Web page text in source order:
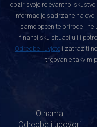
obzir svoje relevantno
Informacije sadrzane na
samo opcenite prirode i ne
financijsku situaciju ili
Odredbe i uvjete i zatraziti
trgovanje takvim
O nama
Odredbe i ugovori